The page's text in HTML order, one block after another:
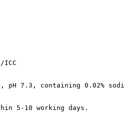
ICC
7.3, containing 0.02%
5-10 working days.